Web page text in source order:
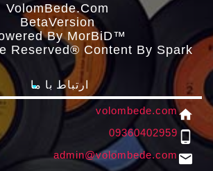
VolomBede.com
ΒetaVersion
By MorBiD™
Reserved® Content By Spark
ارتباط با ما
home
volombede.com
phone_android
09360402959
email
admin@volombede.com